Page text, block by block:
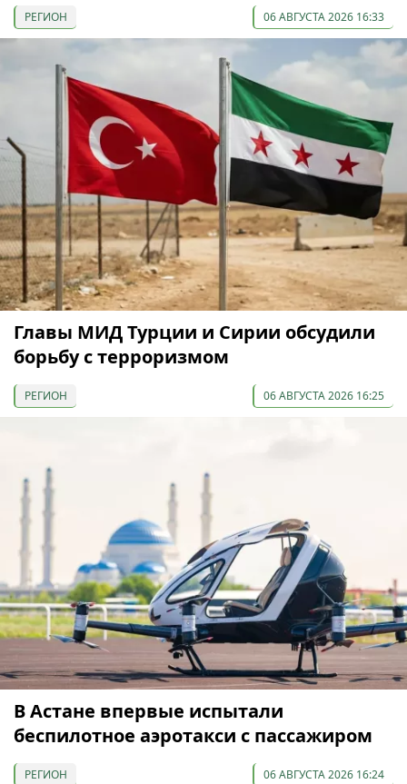
РЕГИОН 06 АВГУСТА 2026 16:33
Главы МИД Турции и Сирии обсудили
борьбу с терроризмом
РЕГИОН 06 АВГУСТА 2026 16:25
В Астане впервые испытали
беспилотное аэротакси с пассажиром
РЕГИОН 06 АВГУСТА 2026 16:24